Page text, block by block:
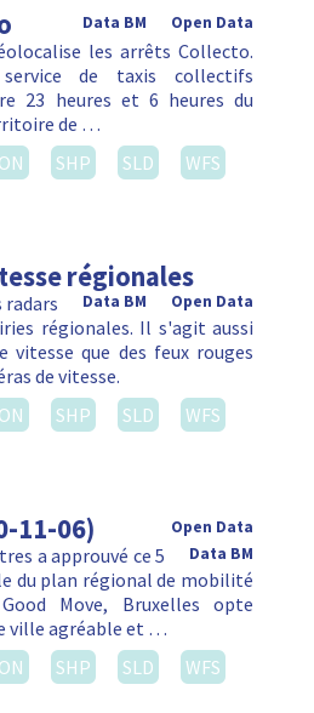
Open Data
Data BM
les arrêts Collecto.
de taxis collectifs
23 heures et 6 heures du
de …
SHP SLD
WFS
régionales
Open Data
Data BM
radars
régionales. Il s'agit aussi
vitesse que des feux rouges
de vitesse.
SHP SLD
WFS
11-06)
Open Data
Data BM
a approuvé ce 5
du plan régional de mobilité
Move, Bruxelles opte
ville agréable et …
SHP SLD
WFS